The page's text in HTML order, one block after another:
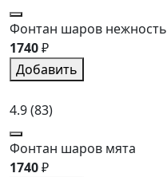
Фонтан шаров нежность
1740₽
Добавить
4.9(83)
Фонтан шаров мята
1740₽